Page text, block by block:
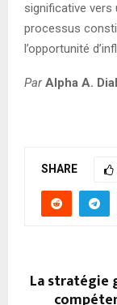
significative vers
processus
l’opportunité
ParAlpha A.
SHARE
La stratégie